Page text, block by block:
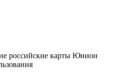
российские карты Юнион